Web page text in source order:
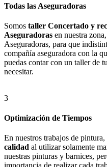
Todas las Aseguradoras
Somos taller Concertado y
Aseguradoras en nuestra
Aseguradoras, para que
compañía aseguradora con la
puedas contar con un taller de
necesitar.
3
Optimización de Tiempos
En nuestros trabajos de pintura,
calidad al utilizar solamente
nuestras pinturas y barnices,